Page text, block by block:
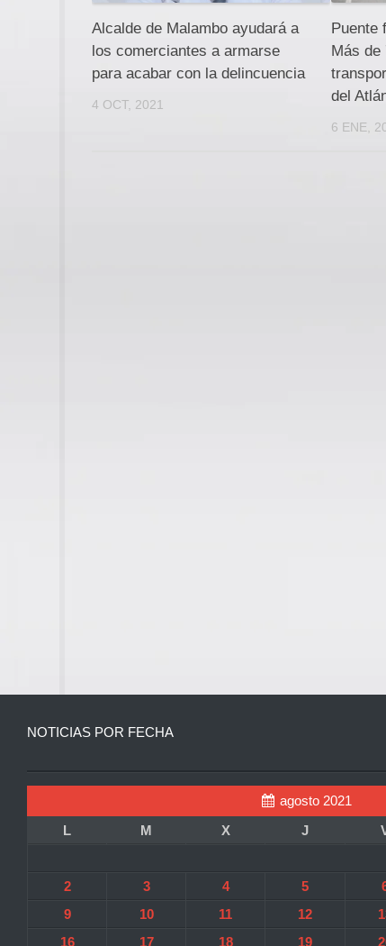
Alcalde de Malambo ayudará a
los comerciantes a armarse
para acabar con la delincuencia
4 OCT, 2021
Puente
Más de
del
6 ENE,
NOTICIAS POR FECHA
agosto 2021
L
M X J
2
3 4 5
9
10 11 12
16
17 18 19